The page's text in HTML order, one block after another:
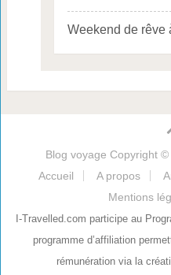
Weekend de rêve
Blog voyage Copyright ©
Accueil
A propos
Mentions
I-Travelled.com participe au
programme d’affiliation
rémunération via la